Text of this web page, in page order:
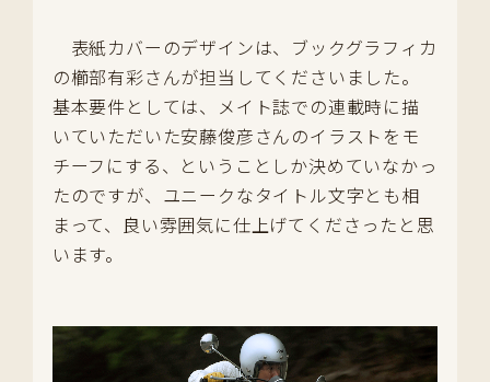
表紙カバーのデザインは、ブックグラフィカ
の櫛部有彩さんが担当してくださいました。
基本要件としては、メイト誌での連載時に描
いていただいた安藤俊彦さんのイラストをモ
チーフにする、ということしか決めていなかっ
たのですが、ユニークなタイトル文字とも相
まって、良い雰囲気に仕上げてくださったと思
います。